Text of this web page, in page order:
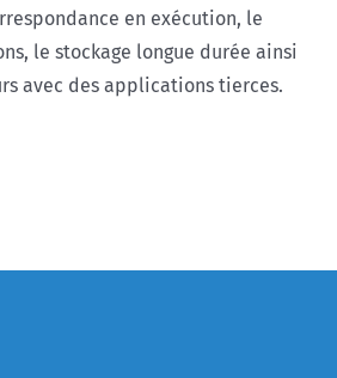
en exécution, le
le stockage longue durée ainsi
avec des applications tierces.